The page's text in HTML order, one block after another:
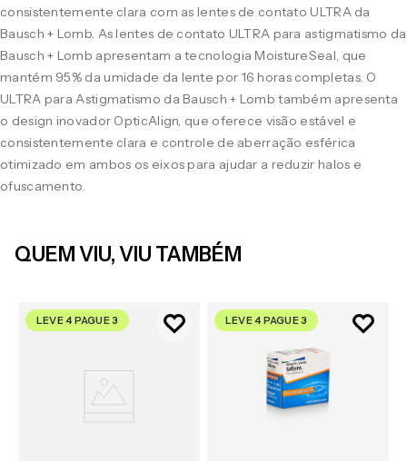
consistentemente clara com as lentes de contato ULTRA da
Bausch + Lomb. As lentes de contato ULTRA para astigmatismo da
Bausch + Lomb apresentam a tecnologia MoistureSeal, que
mantém 95% da umidade da lente por 16 horas completas. O
ULTRA para Astigmatismo da Bausch + Lomb também apresenta
o design inovador OpticAlign, que oferece visão estável e
consistentemente clara e controle de aberração esférica
otimizado em ambos os eixos para ajudar a reduzir halos e
ofuscamento.
QUEM VIU, VIU TAMBÉM
LEVE 4 PAGUE 3 LEVE 4 PAGUE 3